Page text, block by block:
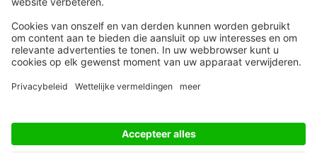
Volg Ons
Alle rechten voorbehouden
Privacyinstellingen